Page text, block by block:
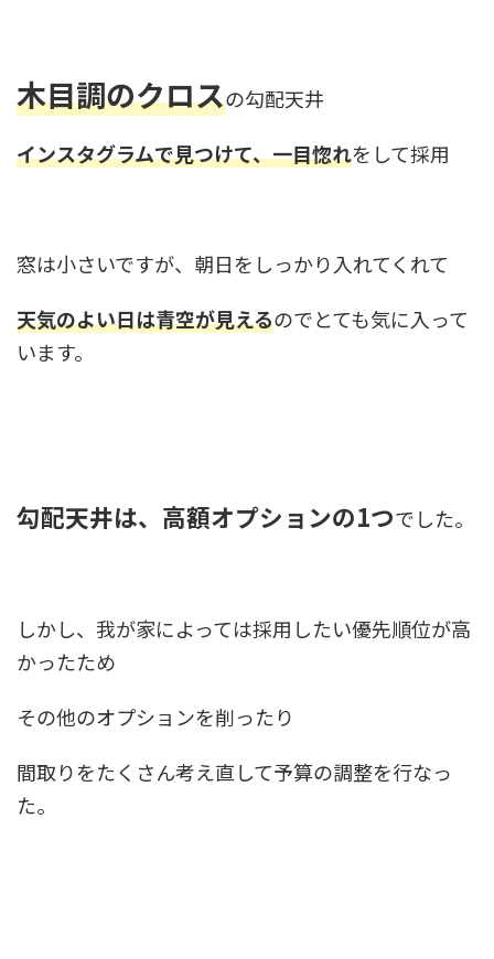
木目調のクロスの勾配天井
インスタグラムで見つけて、一目惚れをして採用
窓は小さいですが、朝日をしっかり入れてくれて
天気のよい日は青空が見えるのでとても気に入って
います。
勾配天井は、高額オプションの1つでした。
しかし、我が家によっては採用したい優先順位が高
かったため
その他のオプションを削ったり
間取りをたくさん考え直して予算の調整を行なっ
た。